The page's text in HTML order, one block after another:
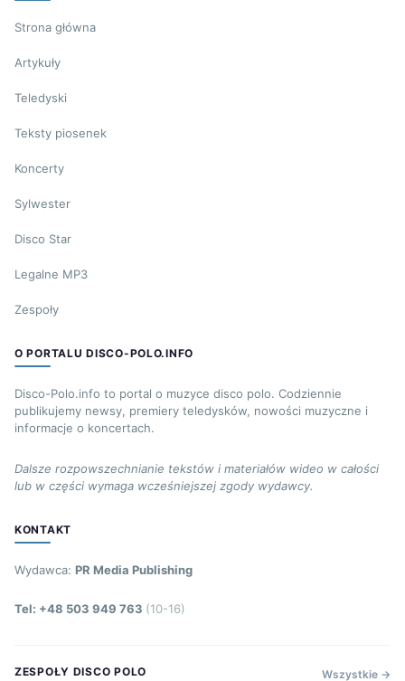
Strona główna
Artykuły
Teledyski
Teksty piosenek
Koncerty
Sylwester
Disco Star
Legalne MP3
Zespoły
O PORTALU DISCO-POLO.INFO
Disco-Polo.info to portal o muzyce disco polo. Codziennie
publikujemy newsy, premiery teledysków, nowości muzyczne i
informacje o koncertach.
Dalsze rozpowszechnianie tekstów i materiałów wideo w całości
lub w części wymaga wcześniejszej zgody wydawcy.
KONTAKT
Wydawca: PR Media Publishing
Tel: +48 503 949 763 (10-16)
ZESPOŁY DISCO POLO Wszystkie →